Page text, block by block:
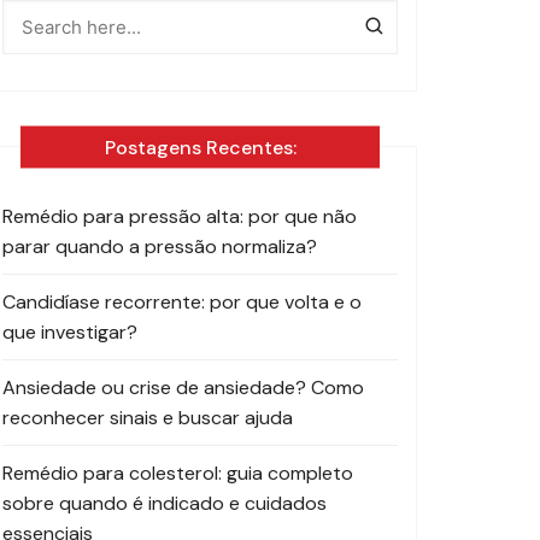
Postagens Recentes:
Remédio para pressão alta: por que não
parar quando a pressão normaliza?
Candidíase recorrente: por que volta e o
que investigar?
Ansiedade ou crise de ansiedade? Como
reconhecer sinais e buscar ajuda
Remédio para colesterol: guia completo
sobre quando é indicado e cuidados
essenciais